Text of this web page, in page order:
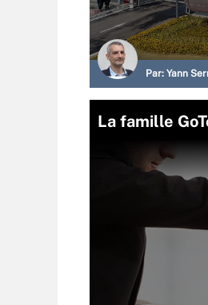
Par: Yann
La famille